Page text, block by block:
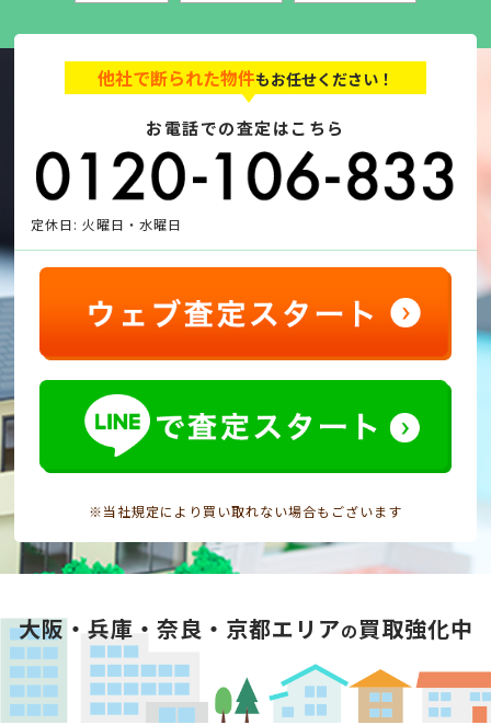
他社で断られた物件もお任せください！
お電話での査定はこちら
定休日: 火曜日・水曜日
※当社規定により買い取れない場合もございます
大阪・兵庫・奈良・京都エリアの買取強化中